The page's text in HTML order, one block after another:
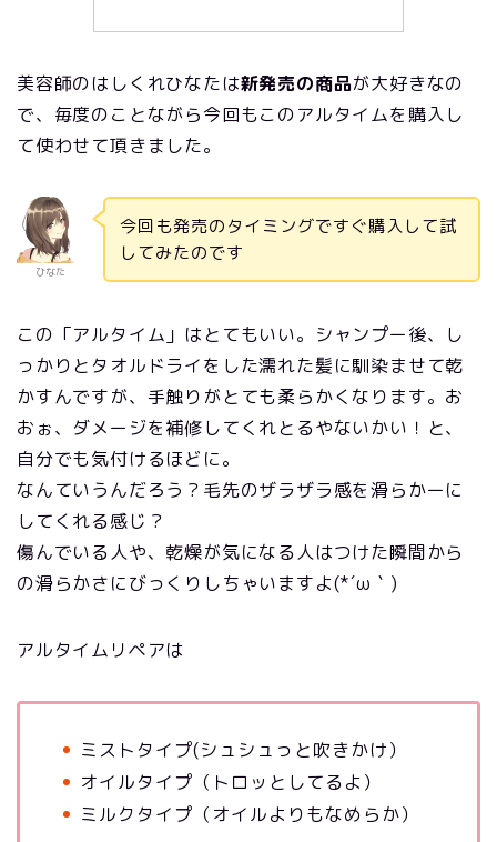
美容師のはしくれひなたは新発売の商品が大好きなの
で、毎度のことながら今回もこのアルタイムを購入し
て使わせて頂きました。
ひなた
今回も発売のタイミングですぐ購入して試
してみたのです
この「アルタイム」はとてもいい。シャンプー後、し
っかりとタオルドライをした濡れた髪に馴染ませて乾
かすんですが、手触りがとても柔らかくなります。お
おぉ、ダメージを補修してくれとるやないかい！と、
自分でも気付けるほどに。
なんていうんだろう？毛先のザラザラ感を滑らかーに
してくれる感じ？
傷んでいる人や、乾燥が気になる人はつけた瞬間から
の滑らかさにびっくりしちゃいますよ(*´ω｀)
アルタイムリペアは
ミストタイプ(シュシュっと吹きかけ）
オイルタイプ（トロッとしてるよ）
ミルクタイプ（オイルよりもなめらか）